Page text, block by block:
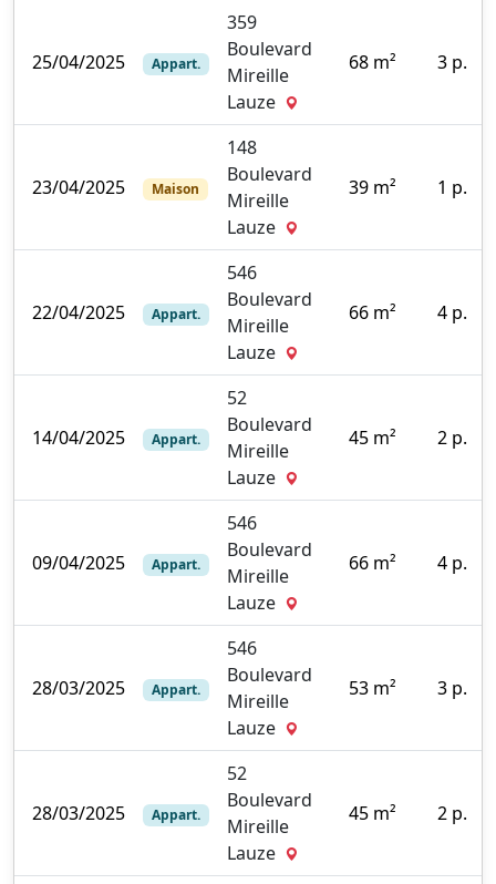
25/04/2025 Appart.
359
Boulevard
Mireille
Lauze
68 m² 3 p.
23/04/2025 Maison
148
Boulevard
Mireille
Lauze
39 m² 1 p.
22/04/2025 Appart.
546
Boulevard
Mireille
Lauze
66 m² 4 p.
14/04/2025 Appart.
52
Boulevard
Mireille
Lauze
45 m² 2 p.
09/04/2025 Appart.
546
Boulevard
Mireille
Lauze
66 m² 4 p.
28/03/2025 Appart.
546
Boulevard
Mireille
Lauze
53 m² 3 p.
28/03/2025 Appart.
52
Boulevard
Mireille
Lauze
45 m² 2 p.